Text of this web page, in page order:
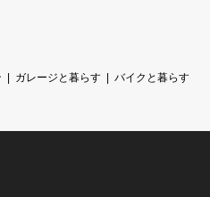
ガレージと暮らす
バイクと暮らす